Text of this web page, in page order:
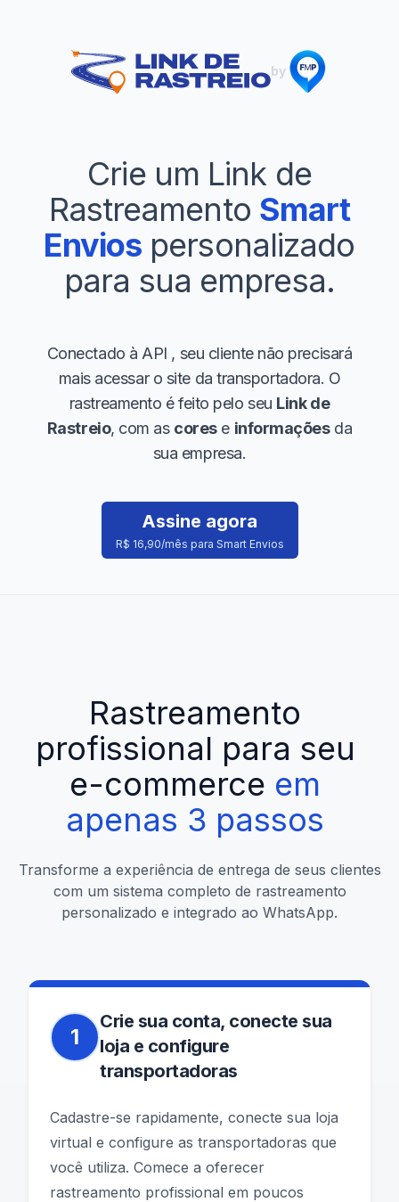
by
Crie um Link de
Rastreamento Smart
Envios personalizado
para sua empresa.
Conectado à API , seu cliente não precisará
mais acessar o site da transportadora. O
rastreamento é feito pelo seu Link de
Rastreio, com as corese informaçõesda
sua empresa.
Assine agora
R$ 16,90/mês para Smart Envios
Rastreamento
profissional para seu
e-commerce em
apenas 3 passos
Transforme a experiência de entrega de seus clientes
com um sistema completo de rastreamento
personalizado e integrado ao WhatsApp.
1
Crie sua conta, conecte sua
loja e configure
transportadoras
Cadastre-se rapidamente, conecte sua loja
virtual e configure as transportadoras que
você utiliza. Comece a oferecer
rastreamento profissional em poucos